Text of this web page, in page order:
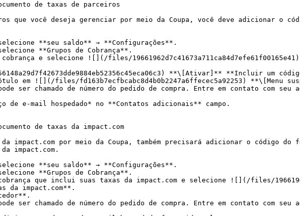
de taxas de parceiros
que você deseja gerenciar por meio da Coupa, você deve adicionar o
**seu saldo** → **Configurações**.
**Grupos de Cobrança**.
e selecione ![](/files/
**\[Ativar]** **Incluir um
em ![](/files/fd163b7ecfbcabc8d4b0b2247a6ffecec5a92253) **\[Menu
de e-mail hospedado* no **Contatos adicionais** campo.
de taxas da impact.com
impact.com por meio da Coupa, também precisará adicionar o código do
impact.com.
**seu saldo** → **Configurações**.
**Grupos de Cobrança**.
que inclui suas taxas da impact.com e selecione ![](/files/
da impact.com**.